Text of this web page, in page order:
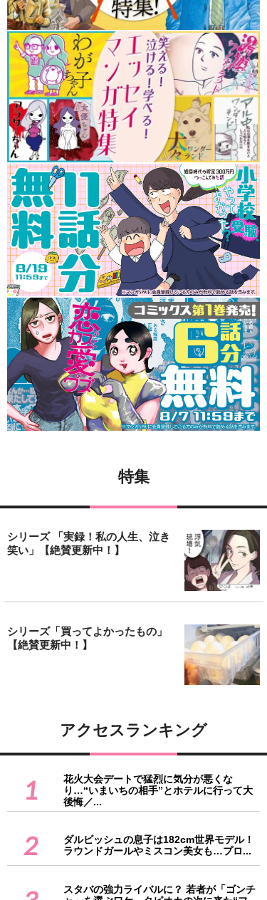
特集
シリーズ 「実録！私の人生、泣き
笑い」【絶賛更新中！】
シリーズ「買ってよかったもの」
【絶賛更新中！】
アクセスランキング
1
花火大会デートで猛烈に気分が悪くな
り…“いまいちの相手”とホテルに行って大
後悔／...
2
ダルビッシュの息子は182cm世界モデル！
ラウンドガールやミスコン美女も…プロ...
スタバの強力ライバルに？ 若者が「ゴンチ